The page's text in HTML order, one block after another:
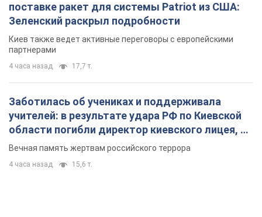
поставке ракет для системы Patriot из США:
Зеленский раскрыл подробности
Киев также ведет активные переговоры с европейскими
партнерами
4 часа назад 17,7 т.
Заботилась об учениках и поддерживала
учителей: в результате удара РФ по Киевской
области погибли директор киевского лицея, её
муж и внук
Вечная память жертвам российского террора
4 часа назад 15,6 т.